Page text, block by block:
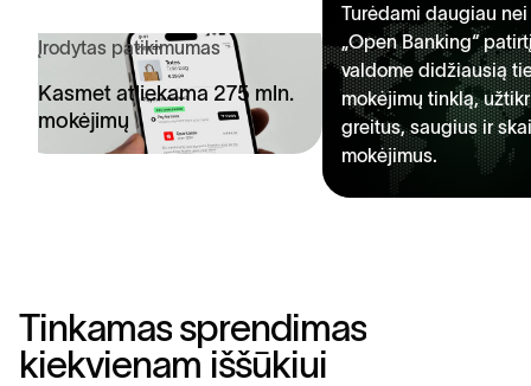
Įrodytas patikimumas
Kasmet atliekama 275 mln.
mokėjimų
Turėdami daugiau nei
„Open Banking“
valdome didžiausią
mokėjimų tinklą,
greitus, saugius ir
mokėjimus.
Tinkamas sprendimas
kiekvienam iššūkiui